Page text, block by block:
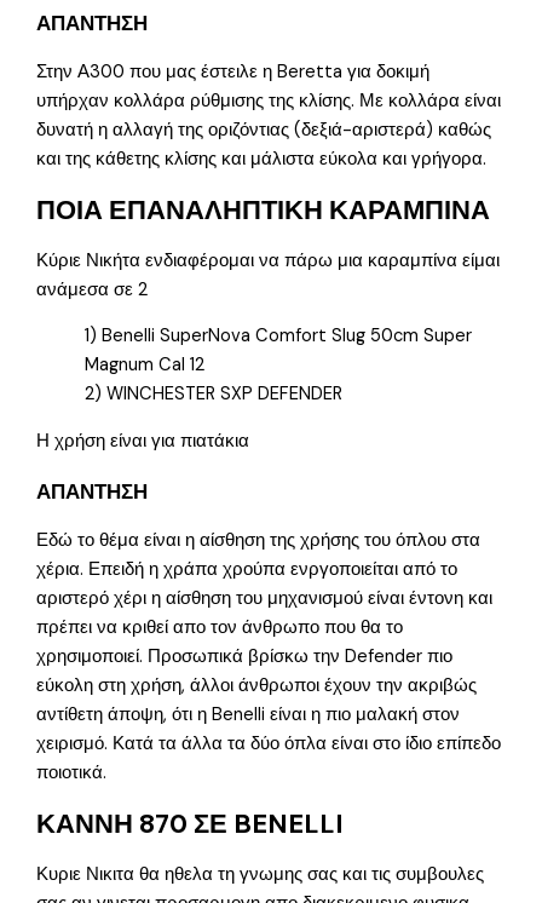
ΑΠΑΝΤΗΣΗ
Στην Α300 που μας έστειλε η Beretta για δοκιμή
υπήρχαν κολλάρα ρύθμισης της κλίσης. Με κολλάρα είναι
δυνατή η αλλαγή της οριζόντιας (δεξιά-αριστερά) καθώς
και της κάθετης κλίσης και μάλιστα εύκολα και γρήγορα.
ΠΟΙΑ ΕΠΑΝΑΛΗΠΤΙΚΗ ΚΑΡΑΜΠΙΝΑ
Κύριε Νικήτα ενδιαφέρομαι να πάρω μια καραμπίνα είμαι
ανάμεσα σε 2
1) Benelli SuperNova Comfort Slug 50cm Super
Magnum Cal 12
2) WINCHESTER SXP DEFENDER
Η χρήση είναι για πιατάκια
ΑΠΑΝΤΗΣΗ
Εδώ το θέμα είναι η αίσθηση της χρήσης του όπλου στα
χέρια. Επειδή η χράπα χρούπα ενργοποιείται από το
αριστερό χέρι η αίσθηση του μηχανισμού είναι έντονη και
πρέπει να κριθεί απο τον άνθρωπο που θα το
χρησιμοποιεί. Προσωπικά βρίσκω την Defender πιο
εύκολη στη χρήση, άλλοι άνθρωποι έχουν την ακριβώς
αντίθετη άποψη, ότι η Benelli είναι η πιο μαλακή στον
χειρισμό. Κατά τα άλλα τα δύο όπλα είναι στο ίδιο επίπεδο
ποιοτικά.
ΚΑΝΝΗ 870 ΣΕ BENELLI
Κυριε Νικιτα θα ηθελα τη γνωμης σας και τις συμβουλες